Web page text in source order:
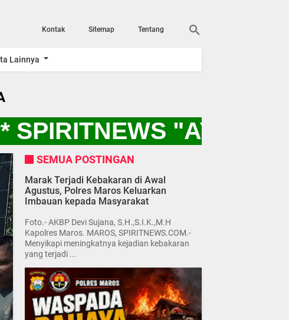
Kontak Sitemap Tentang
Lainnya
"AYO KITA
SEMUA POSTINGAN
Marak Terjadi Kebakaran di Awal
Agustus, Polres Maros Keluarkan
Imbauan kepada Masyarakat
Foto.- AKBP Devi Sujana, S.H.,S.I.K.,M.H
Kapolres Maros. MAROS, SPIRITNEWS.COM.-
Menyikapi meningkatnya kejadian kebakaran
yang terjadi ...